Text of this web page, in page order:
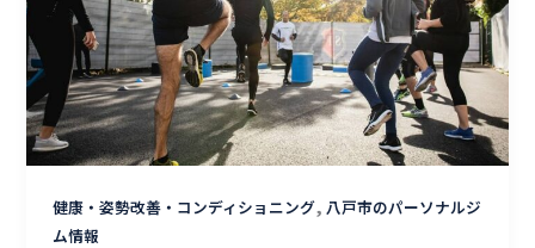
健康・姿勢改善・コンディショニング, 八戸市のパーソナルジ
ム情報